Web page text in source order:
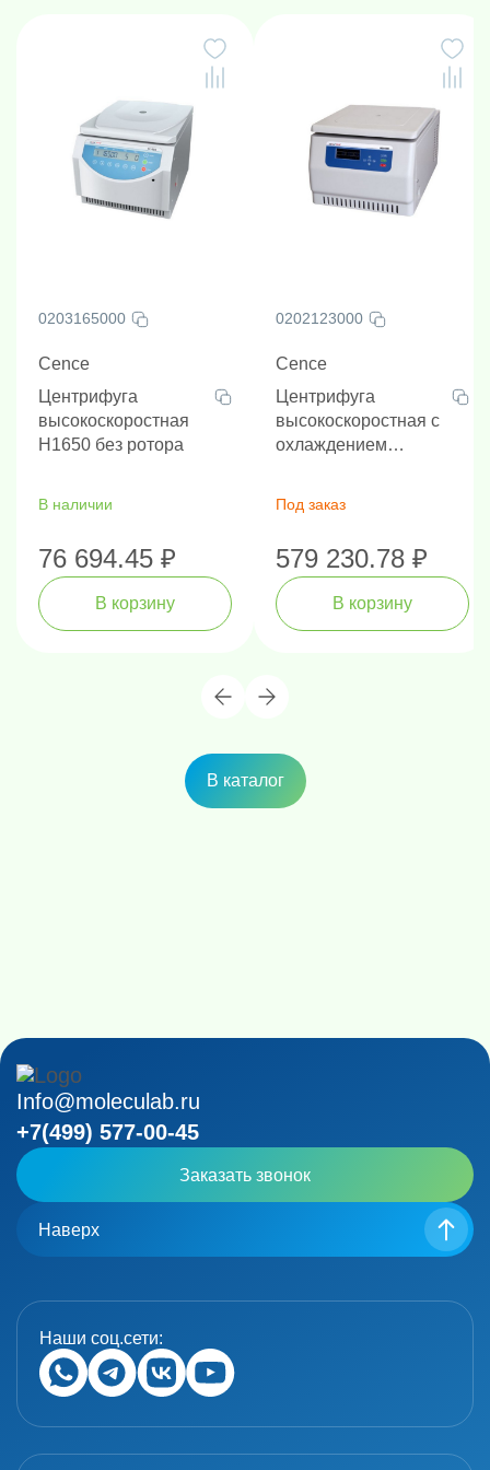
идеальным выбором для проведения различных
экспериментов и разделения образцов.
0203165000
Cence
Центрифуга
высокоскоростная
H1650 без ротора
В наличии
76 694.45 ₽
В корзину
0202123000
Cence
Центрифуга
высокоскоростная с
охлаждением
Под заказ
579 230.78 ₽
В корзину
В каталог
Info@moleculab.ru
+7(499) 577-00-45
Заказать звонок
Наверх
Наши соц.сети: